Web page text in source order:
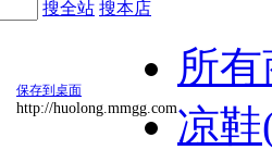
搜全站 搜本店
保存到桌面
http://huolong.mmgg.com
所
凉鞋